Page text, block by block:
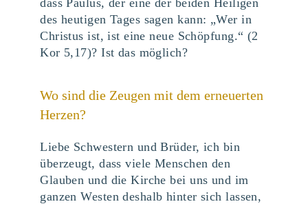
des heutigen Tages sagen kann: „Wer in
Christus ist, ist eine neue Schöpfung.“ (2
Kor 5,17)? Ist das möglich?
Wo sind die Zeugen mit dem erneuerten
Herzen?
Liebe Schwestern und Brüder, ich bin
überzeugt, dass viele Menschen den
Glauben und die Kirche bei uns und im
ganzen Westen deshalb hinter sich lassen,